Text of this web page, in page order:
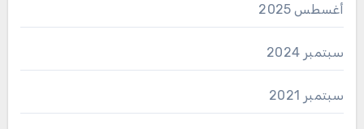
أغسطس 2025
سبتمبر 2024
سبتمبر 2021